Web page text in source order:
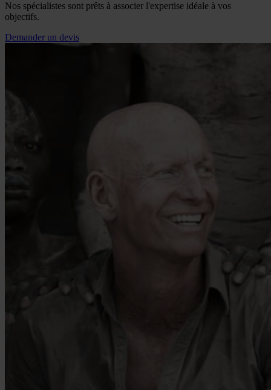
Nos spécialistes sont prêts à associer l'expertise idéale à vos
objectifs.
Demander un devis